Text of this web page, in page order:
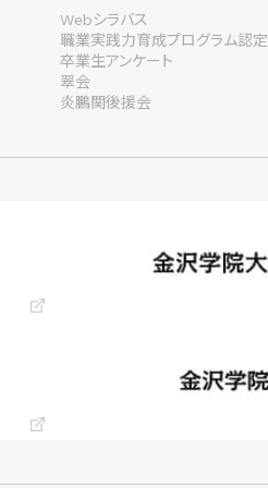
Webシラバス
職業実践力育成プログラム認定
卒業生アンケート
翠会
炎鵬関後援会